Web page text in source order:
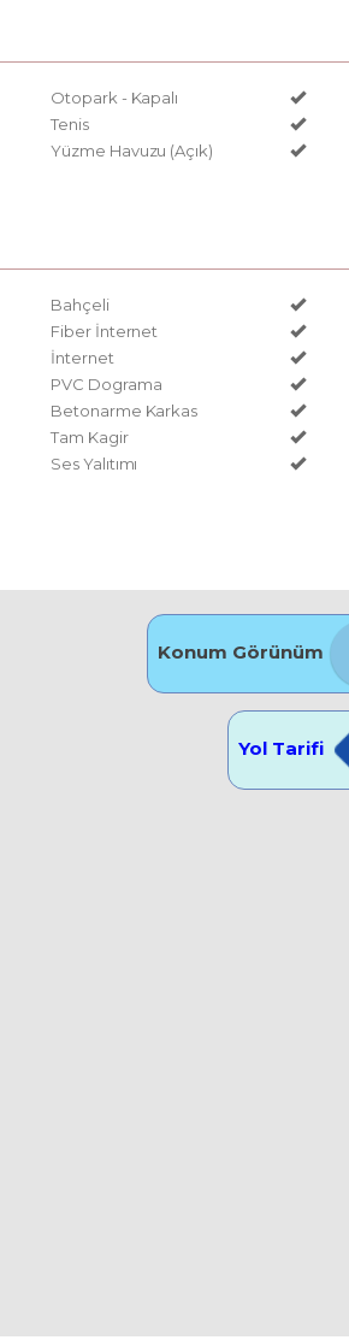
Otopark - Kapalı
Tenis
Yüzme Havuzu (Açık)
Bahçeli
Fiber İnternet
İnternet
PVC Dograma
Betonarme Karkas
Tam Kagir
Ses Yalıtımı
Konum Görünüm
Yol Tarifi